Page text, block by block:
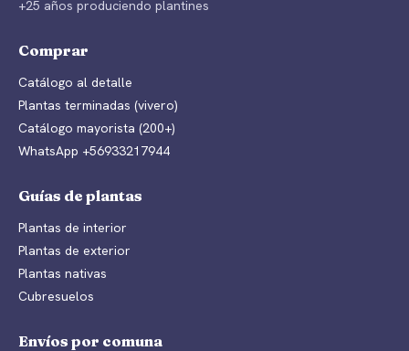
+25 años produciendo plantines
Comprar
Catálogo al detalle
Plantas terminadas (vivero)
Catálogo mayorista (200+)
WhatsApp +56933217944
Guías de plantas
Plantas de interior
Plantas de exterior
Plantas nativas
Cubresuelos
Envíos por comuna